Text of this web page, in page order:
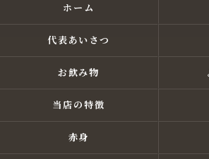
ホーム
代表あいさつ
お飲み物
当店の特徴
赤身